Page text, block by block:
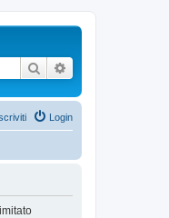
Cerca
Login